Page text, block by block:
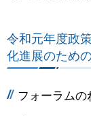
令和元年度政
化進展のため
フォーラムの